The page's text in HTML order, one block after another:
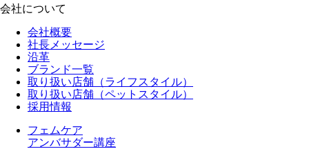
会社について
会社概要
社長メッセージ
沿革
ブランド一覧
取り扱い店舗（ライフスタイル）
取り扱い店舗（ペットスタイル）
採用情報
フェムケア
アンバサダー講座